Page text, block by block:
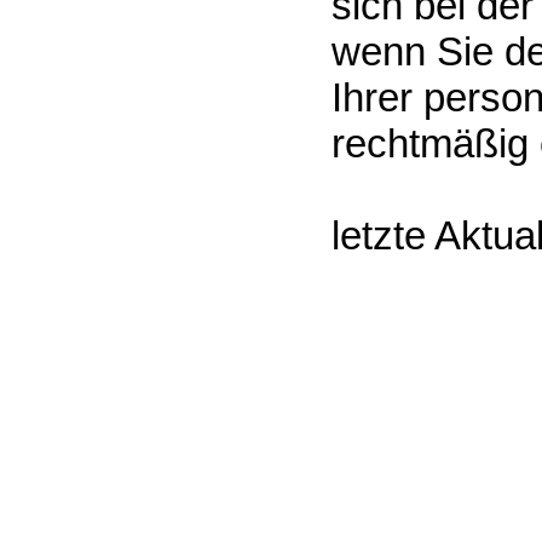
wenn Sie
Ihrer
rechtmäßig
letzte